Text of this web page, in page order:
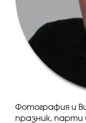
Фотография и
празник, парти